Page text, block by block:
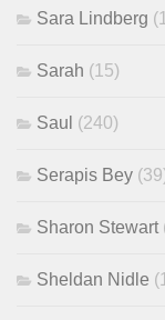
Sara Lindberg
Sarah (15)
Saul (240)
Serapis Bey
Sharon Stewart
Sheldan Nidle